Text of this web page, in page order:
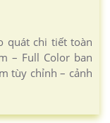
quát chi tiết toàn
– Full Color ban
tùy chỉnh – cảnh